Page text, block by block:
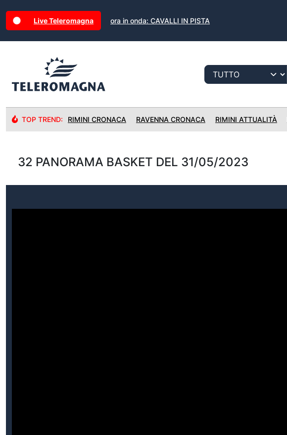
Live Teleromagna ora in onda: CAVALLI IN PISTA
TOP TREND: RIMINI CRONACA RAVENNA CRONACA RIMINI ATTUALITÀ
32 PANORAMA BASKET DEL 31/05/2023